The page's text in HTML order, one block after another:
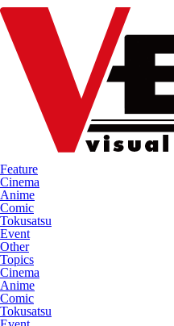
Feature
Cinema
Anime
Comic
Tokusatsu
Event
Other
Topics
Cinema
Anime
Comic
Tokusatsu